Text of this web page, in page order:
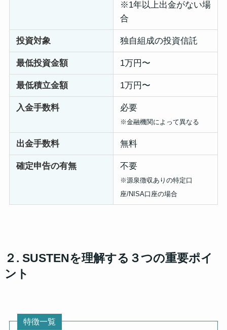
※1年以上出金がない場
合
投資対象 独自組成の投資信託
最低投資金額 1万円〜
最低積立金額 1万円〜
入金手数料 必要
※金融機関によって異なる
出金手数料 無料
確定申告の有無 不要
※源泉徴収ありの特定口
座/NISA口座の場合
２. SUSTENを理解する３つの重要ポイ
ント
特徴一覧